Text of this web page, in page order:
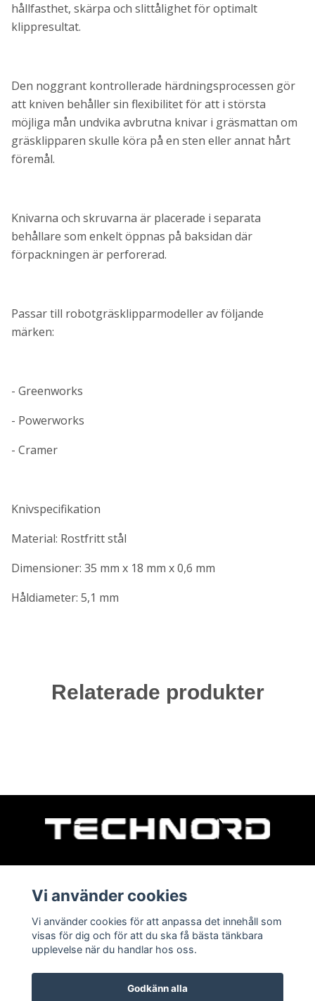
hållfasthet, skärpa och slittålighet för optimalt
klippresultat.
Den noggrant kontrollerade härdningsprocessen gör
att kniven behåller sin flexibilitet för att i största
möjliga mån undvika avbrutna knivar i gräsmattan om
gräsklipparen skulle köra på en sten eller annat hårt
föremål.
Knivarna och skruvarna är placerade i separata
behållare som enkelt öppnas på baksidan där
förpackningen är perforerad.
Passar till robotgräsklipparmodeller av följande
märken:
- Greenworks
- Powerworks
- Cramer
Knivspecifikation
Material: Rostfritt stål
Dimensioner: 35 mm x 18 mm x 0,6 mm
Håldiameter: 5,1 mm
Relaterade produkter
TECHNORD Sweden AB Björkhamregatan 11B Tel:
010-101 01 57 E-post:
Läs mer
Köpvillkor
Vi använder cookies
Vi använder cookies för att anpassa det innehåll som
visas för dig och för att du ska få bästa tänkbara
upplevelse när du handlar hos oss.
Godkänn alla